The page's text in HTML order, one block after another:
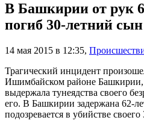
В Башкирии от рук
погиб 30-летний сын
14 мая 2015 в 12:35,
Трагический инцидент
Ишимбайском районе
выдержала тунеядства своего
его. В Башкирии задержана 62-
подозревается в убийстве